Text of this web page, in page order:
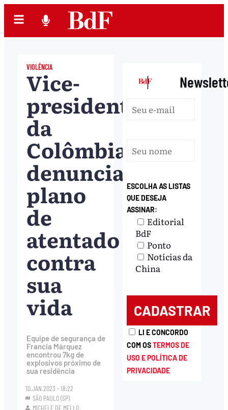
VIOLÊNCIA
Vice-
presidenta
da
Colômbia
denuncia
plano
de
atentado
contra
sua
vida
Equipe de segurança de
Francia Márquez
encontrou 7kg de
explosivos próximo de
sua residência
10.JAN.2023 - 18:22
SÃO PAULO (SP)
MICHELE DE MELLO
|
ESCOLHA AS LISTAS
QUE DESEJA
ASSINAR:
Editorial
BdF
Ponto
Notícias da
China
LI E CONCORDO
COM OSTERMOS DE
USO E POLÍTICA DE
PRIVACIDADE